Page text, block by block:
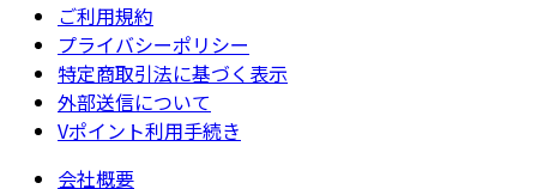
ご利用規約
プライバシーポリシー
特定商取引法に基づく表示
外部送信について
Vポイント利用手続き
会社概要